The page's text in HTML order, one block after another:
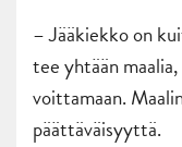
– Jääkiekko on
tee yhtään
voittamaan.
päättäväisyyttä.